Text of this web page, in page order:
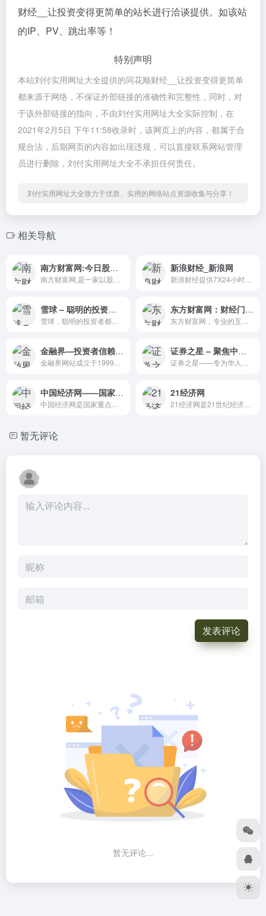
财经__让投资变得更简单的站长进行洽谈提供。如该站
的IP、PV、跳出率等！
特别声明
本站刘付实用网址大全提供的同花顺财经__让投资变得更简单
都来源于网络，不保证外部链接的准确性和完整性，同时，对
于该外部链接的指向，不由刘付实用网址大全实际控制，在
2021年2月5日 下午11:58收录时，该网页上的内容，都属于合
规合法，后期网页的内容如出现违规，可以直接联系网站管理
员进行删除，刘付实用网址大全不承担任何责任。
刘付实用网址大全致力于优质、实用的网络站点资源收集与分享！
相关导航
南方财富网:今日股票行情,天天基金净值_个股_股票_基金_外汇_期货_权证_债券_港股 新浪财经_新浪网
雪球 – 聪明的投资者都在这里 东方财富网：财经门户，提供专业的财经、股票、行情、证券、基金、理财、银行、保险、信托、期货、黄金、股吧、博客等各类财经资讯及数据
金融界—投资者信赖的财经金融门户网站，以证券交易为核心的互联网综合理财平台 证券之星 – 聚焦中国好投资，提供大盘指数、行情数据、财经、股票、基金、期货、外汇、黄金等多种信息服务
中国经济网——国家经济门户 21经济网
暂无评论
发表评论
暂无评论...